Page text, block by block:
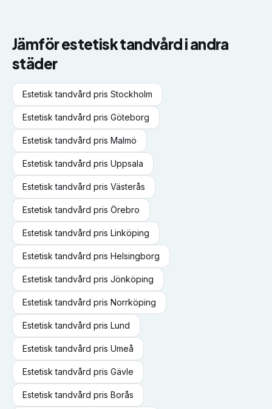
Jämförestetisk tandvårdi andra
städer
Estetisk tandvård pris Stockholm
Estetisk tandvård pris Göteborg
Estetisk tandvård pris Malmö
Estetisk tandvård pris Uppsala
Estetisk tandvård pris Västerås
Estetisk tandvård pris Örebro
Estetisk tandvård pris Linköping
Estetisk tandvård pris Helsingborg
Estetisk tandvård pris Jönköping
Estetisk tandvård pris Norrköping
Estetisk tandvård pris Lund
Estetisk tandvård pris Umeå
Estetisk tandvård pris Gävle
Estetisk tandvård pris Borås